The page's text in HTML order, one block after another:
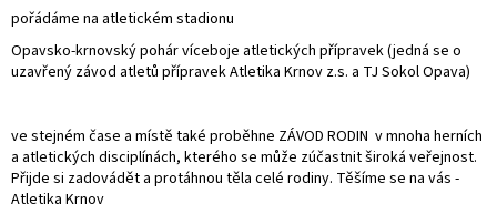
pořádáme na atletickém stadionu
Opavsko-krnovský pohár víceboje atletických přípravek (jedná se o
uzavřený závod atletů přípravek Atletika Krnov z.s. a TJ Sokol Opava)
ve stejném čase a místě také proběhne ZÁVOD RODIN v mnoha herních
a atletických disciplínách, kterého se může zúčastnit široká veřejnost.
Přijde si zadovádět a protáhnou těla celé rodiny. Těšíme se na vás -
Atletika Krnov